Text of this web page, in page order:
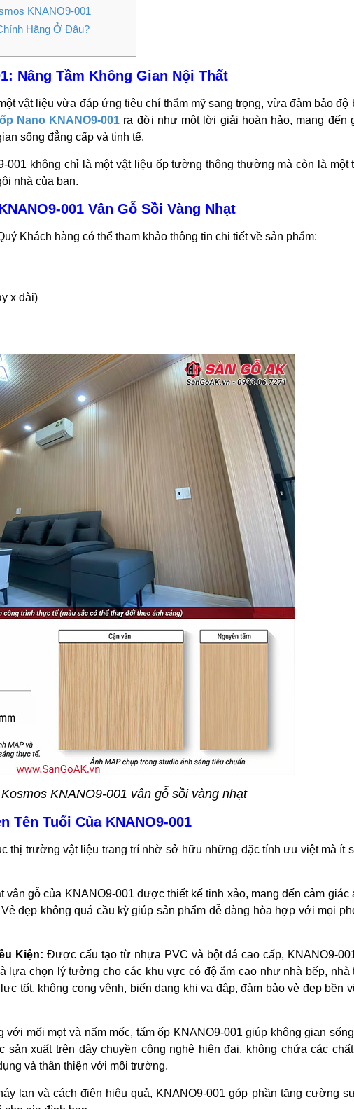
KNANO9-001
Hãng Ở Đâu?
Nâng Tầm Không Gian Nội Thất
vật liệu vừa đáp ứng tiêu chí thẩm mỹ sang trọng, vừa đảm bảo độ
Nano KNANO9-001 ra đời như một lời giải hoàn hảo, mang đến
sống đẳng cấp và tinh tế.
001 không chỉ là một vật liệu ốp tường thông thường mà còn là một
nhà của bạn.
001 Vân Gỗ Sồi Vàng Nhạt
Khách hàng có thể tham khảo thông tin chi tiết về sản phẩm:
x dài)
KNANO9-001 vân gỗ sồi vàng nhạt
Tên Tuổi Của KNANO9-001
thị trường vật liệu trang trí nhờ sở hữu những đặc tính ưu việt mà ít
vân gỗ của KNANO9-001 được thiết kế tinh xảo, mang đến cảm giác
đẹp không quá cầu kỳ giúp sản phẩm dễ dàng hòa hợp với mọi
Kiện: Được cấu tạo từ nhựa PVC và bột đá cao cấp, KNANO9-
lựa chọn lý tưởng cho các khu vực có độ ẩm cao như nhà bếp, nhà
tốt, không cong vênh, biến dạng khi va đập, đảm bảo vẻ đẹp bền
với mối mọt và nấm mốc, tấm ốp KNANO9-001 giúp không gian
sản xuất trên dây chuyền công nghệ hiện đại, không chứa các
và thân thiện với môi trường.
lan và cách điện hiệu quả, KNANO9-001 góp phần tăng cường